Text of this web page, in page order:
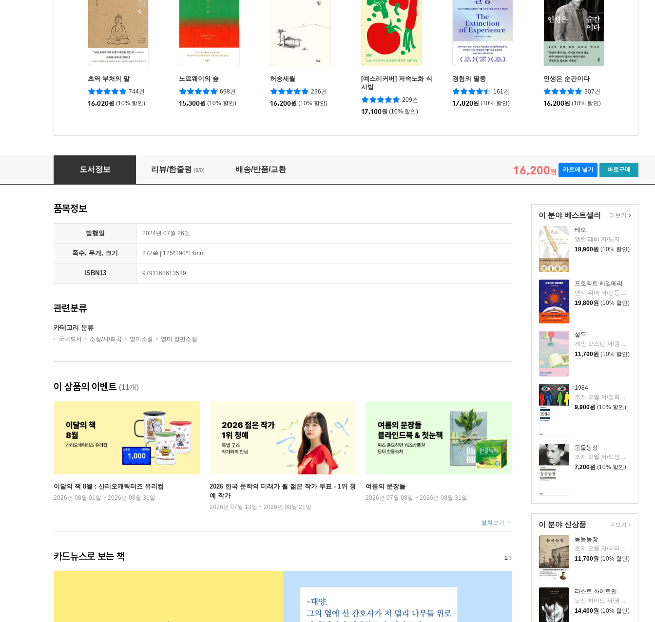
초역 부처의 말
744건
16,020원 (10% 할인)
노르웨이의 숲
698건
15,300원 (10% 할인)
허송세월
236건
16,200원 (10% 할인)
[예스리커버] 저속노화 식
사법
209건
17,100원 (10% 할인)
경험의 멸종
161건
17,820원 (10% 할인)
인생은 순간이다
307건
16,200원 (10% 할인)
스노우 헌터스
도서정보 리뷰/한줄평 (9/0) 배송/반품/교환 16,200원 카트에 넣기 바로구매
이 분야 베스트셀러
테오
앨런 레비 저/노지양 역
18,900원 (10% 할인)
프로젝트 헤일메리
19,800원 (10% 할인)
설득
11,700원 (10% 할인)
1984
조지 오웰 저/정회성 역
9,900원 (10% 할인)
동물농장
조지 오웰 저/도정일 역
7,200원 (10% 할인)
더보기
이 분야 신상품
동물농장
조지 오웰 저/리터링크 역
11,700원 (10% 할인)
라스트 화이트맨
모신 하미드 저/권상미 역
14,400원 (10% 할인)
더보기
품목정보
발행일 2024년 07월 26일
쪽수, 무게, 크기 272쪽 | 125*190*14mm
ISBN13 9791168613539
관련분류
카테고리 분류
국내도서 소설/시/희곡 영미소설 영미 장편소설
이 상품의 이벤트 (11개)
이달의 책 8월 : 산리오캐릭터즈 유리컵
2026년 08월 01일 ~ 2026년 08월 31일
2026 한국 문학의 미래가 될 젊은 작가 투표 - 1위 청
예 작가
2026년 07월 13일 ~ 2026년 08월 21일
여름의 문장들
2026년 07월 08일 ~ 2026년 08월 31일
펼쳐보기
카드뉴스로 보는 책 1/3